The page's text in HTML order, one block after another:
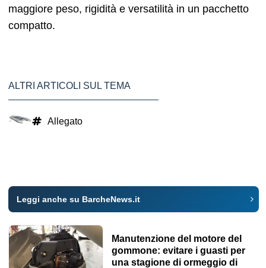
maggiore peso, rigidità e versatilità in un pacchetto
compatto.
ALTRI ARTICOLI SUL TEMA
Allegato
Leggi anche su BarcheNews.it
Manutenzione del motore del
gommone: evitare i guasti per
una stagione di ormeggio di